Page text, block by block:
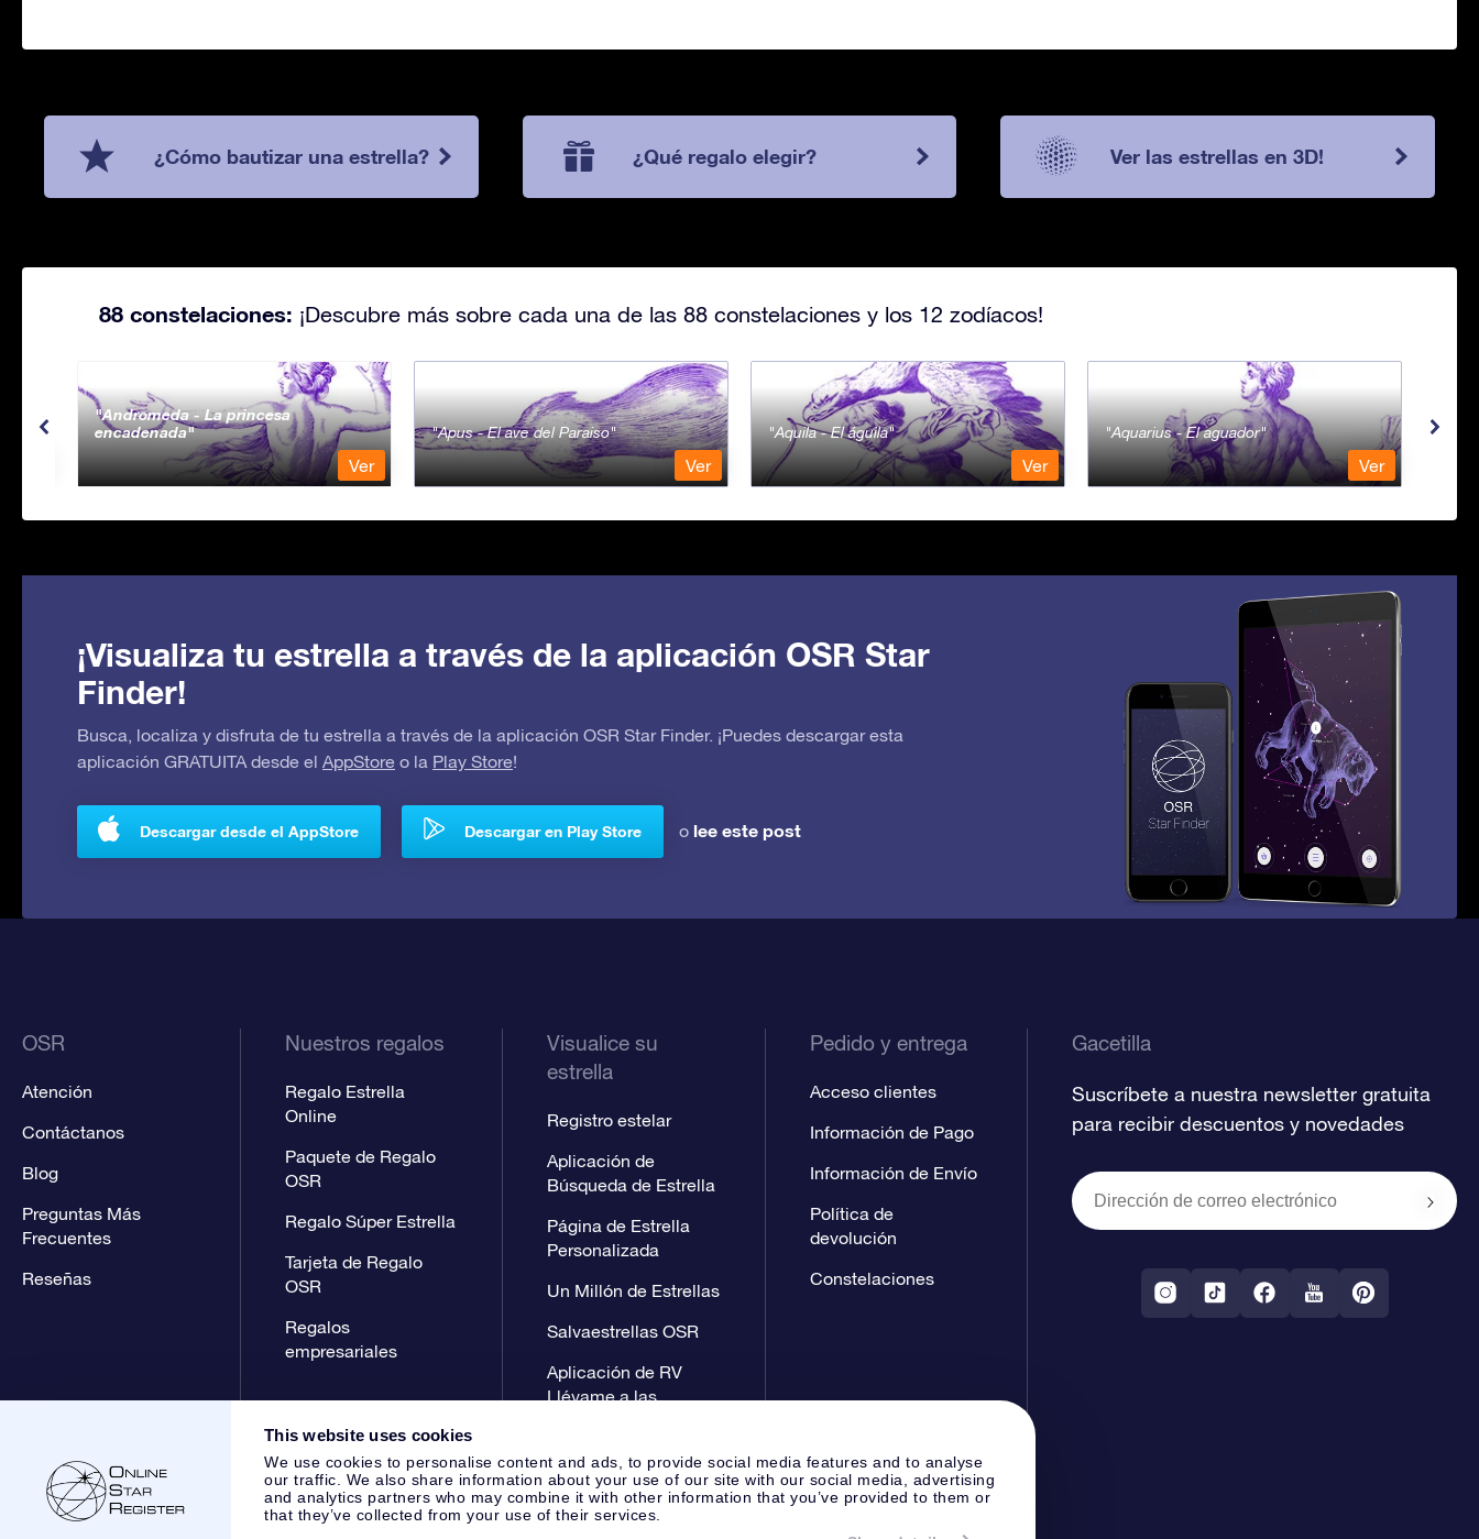
This website uses cookies
We use cookies to personalise content and ads, to provide social media features and to analyse
our traffic. We also share information about your use of our site with our social media, advertising
and analytics partners who may combine it with other information that you’ve provided to them or
that they’ve collected from your use of their services.
¿Cómo bautizar una estrella? ¿Qué regalo elegir? Ver las estrellas en 3D!
88 constelaciones: ¡Descubre más sobre cada una de las 88 constelaciones y los 12 zodíacos!
Andromeda - La princesa
encadenada
Ver
Apus - El ave del Paraiso
Ver
Aquila - El águila
Ver
Aquarius - El aguador
Ver
¡Visualiza tu estrella a través de la aplicación OSR Star
Finder!
Busca, localiza y disfruta de tu estrella a través de la aplicación OSR Star Finder. ¡Puedes descargar esta
aplicación GRATUITA desde el AppStore o la Play Store!
Descargar desde el AppStore Descargar en Play Store o lee este post
OSR
Atención
Contáctanos
Blog
Preguntas Más
Frecuentes
Reseñas
Nuestros regalos
Regalo Estrella
Online
Paquete de Regalo
OSR
Regalo Súper Estrella
Tarjeta de Regalo
OSR
Regalos
empresariales
Visualice su
estrella
Registro estelar
Aplicación de
Búsqueda de Estrella
Página de Estrella
Personalizada
Un Millón de Estrellas
Salvaestrellas OSR
Aplicación de RV
Llévame a las
Pedido y entrega
Acceso clientes
Información de Pago
Información de Envío
Política de
devolución
Constelaciones
Gacetilla
Suscríbete a nuestra newsletter gratuita
para recibir descuentos y novedades